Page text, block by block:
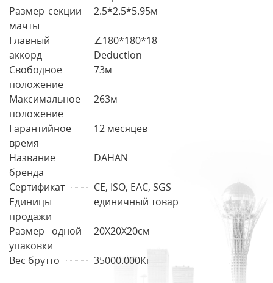
Размер секции
мачты
2.5*2.5*5.95м
Главный
аккорд
∠180*180*18
Deduction
Свободное
положение
73м
Максимальное
положение
263м
Гарантийное
время
12 месяцев
Название
бренда
DAHAN
Сертификат
CE, ISO, EAC, SGS
Единицы
продажи
единичный товар
Размер одной
упаковки
20X20X20см
Вес брутто 35000.000Кг